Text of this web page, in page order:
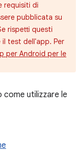
requisiti di
pubblicata su
rispetti questi
il test dell'app. Per
per Android per le
come utilizzare le